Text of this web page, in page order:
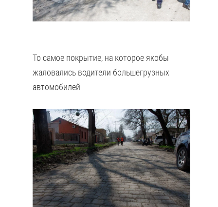
То самое покрытие, на которое якобы
жаловались водители большегрузных
автомобилей